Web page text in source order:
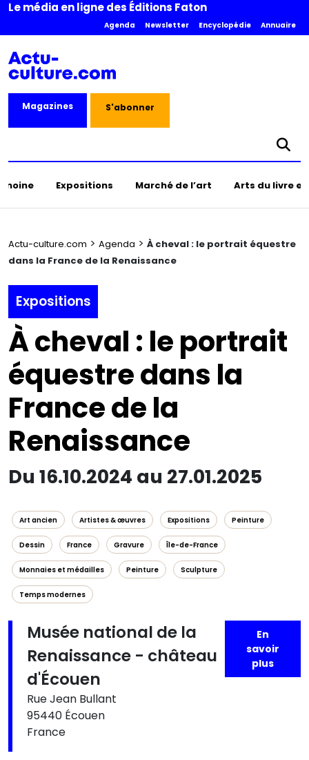
Le média en ligne des Éditions Faton
Agenda Newsletter Encyclopédie Annuaire
Magazines S'abonner
Expositions Marché de l’art Arts du livre
Actu-culture.com > Agenda > À cheval : le portrait équestre
dans la France de la Renaissance
Expositions
À cheval : le portrait
équestre dans la
France de la
Renaissance
Du 16.10.2024 au 27.01.2025
Art ancien Artistes & œuvres Expositions Peinture
Dessin France Gravure Île-de-France
Monnaies et médailles Peinture Sculpture
Temps modernes
Musée national de la
Renaissance - château
d'Écouen
Rue Jean Bullant
95440 Écouen
France
En
savoir
plus